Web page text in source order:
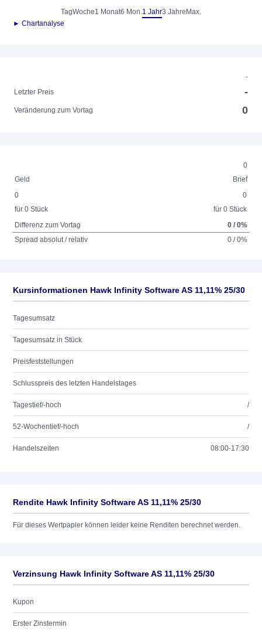
TagWoche1 Monat6 Mon.1 Jahr3 Jahre Max.
► Chartanalyse
-
Letzter Preis
-
Veränderung zum Vortag 0
0
Geld
Brief
0
für 0 Stück
0
für 0 Stück
Differenz zum Vortag
0 / 0%
Spread absolut / relativ
0 / 0%
Kursinformationen Hawk Infinity Software AS 11,11% 25/30
Tagesumsatz
Tagesumsatz in Stück
Preisfeststellungen
Schlusspreis des letzten Handelstages
Tagestief/-hoch /
52-Wochentief/-hoch /
Handelszeiten 08:00-17:30
Rendite Hawk Infinity Software AS 11,11% 25/30
Für dieses Wertpapier können leider keine Renditen berechnet werden.
Verzinsung Hawk Infinity Software AS 11,11% 25/30
Kupon
Erster Zinstermin